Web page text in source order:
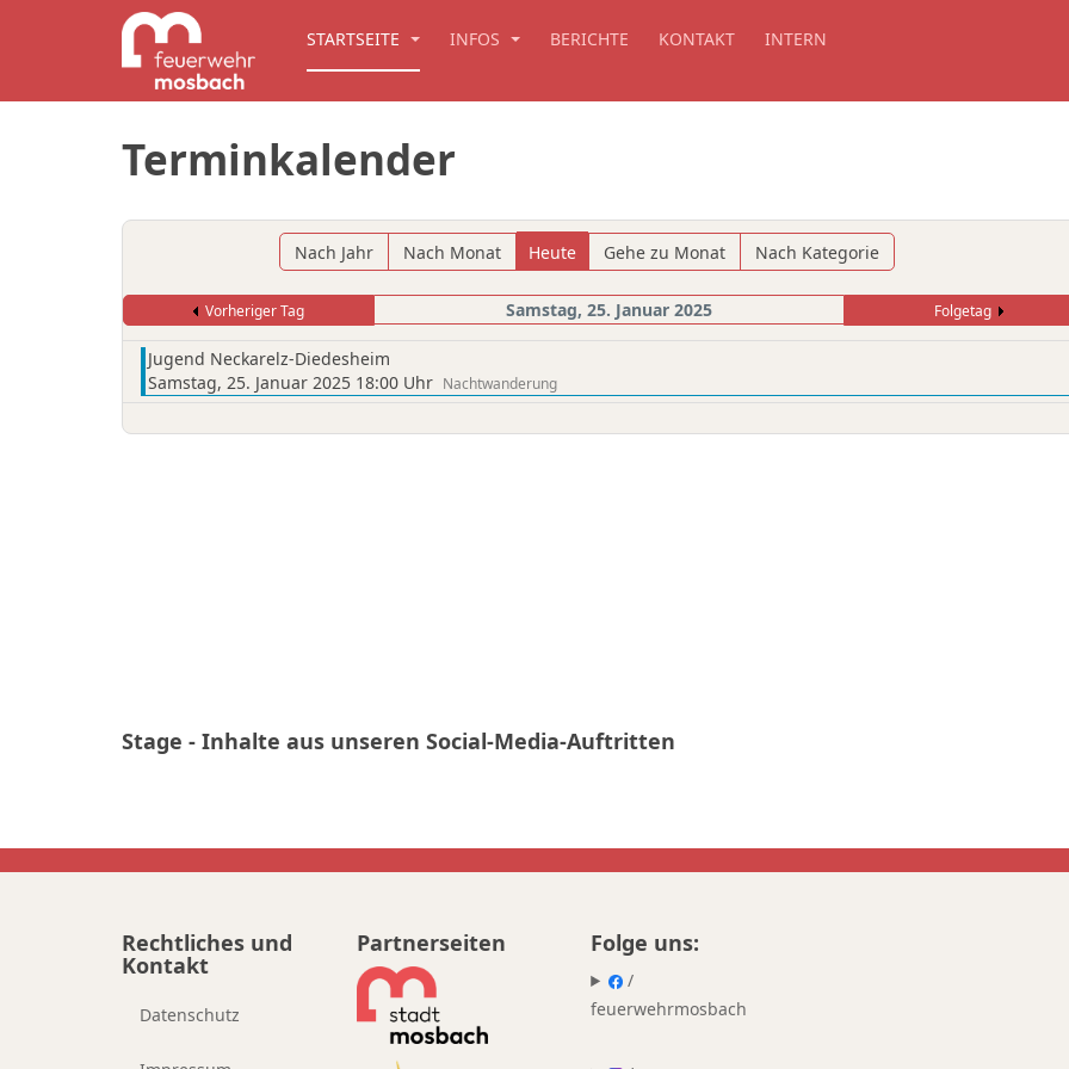
STARTSEITE INFOS BERICHTE KONTAKT INTERN
Terminkalender
Nach Jahr Nach Monat Heute Gehe zu Monat Nach Kategorie
Vorheriger Tag Samstag, 25. Januar 2025 Folgetag
Jugend Neckarelz-Diedesheim
Samstag, 25. Januar 2025 18:00 Uhr Nachtwanderung
Stage - Inhalte aus unseren Social-Media-Auftritten
Rechtliches und
Kontakt
Datenschutz
Partnerseiten Folge uns:
/
feuerwehrmosbach